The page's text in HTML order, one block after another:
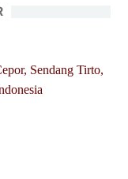
Sendang Tirto,